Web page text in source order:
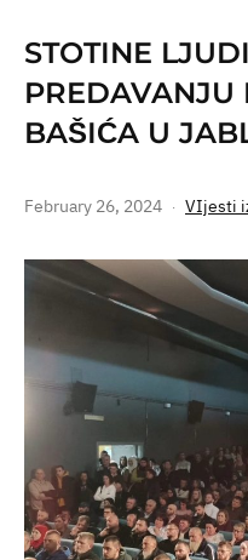
STOTINE
BAŠIĆA U
February 26, 2024 VIjesti